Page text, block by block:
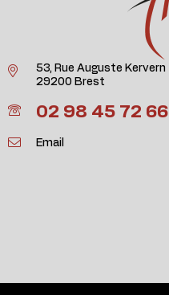
53, Rue Auguste Kervern
29200 Brest
02 98 45 72 66
Email